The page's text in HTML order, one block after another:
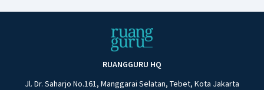
RUANGGURU HQ
Jl. Dr. Saharjo No.161, Manggarai Selatan, Tebet, Kota Jakarta